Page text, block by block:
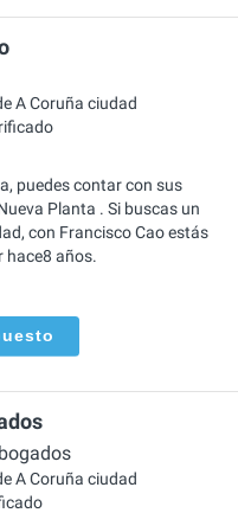
A Coruña ciudad
puedes contar con sus
Planta . Si buscas un
con Francisco Cao estás
hace8 años.
A Coruña ciudad